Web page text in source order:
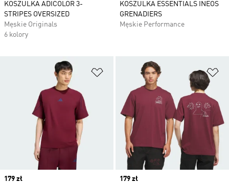
KOSZULKA ADICOLOR 3-
STRIPES OVERSIZED
Męskie Originals
6 kolory
KOSZULKA ESSENTIALS INEOS
GRENADIERS
Męskie Performance
Dodaj do listy życzeń
Price
179 zł
Price
179 zł